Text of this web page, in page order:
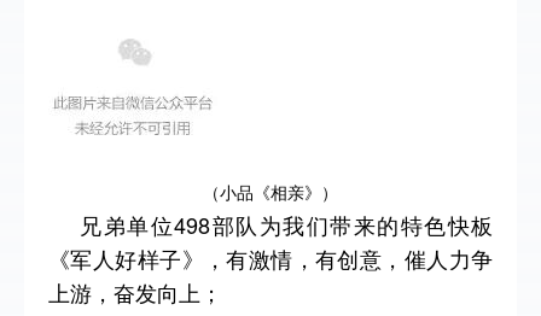
（小品《相亲》）
兄弟单位498部队为我们带来的特色快板
《军人好样子》，有激情，有创意，催人力争
上游， 奋发向上；